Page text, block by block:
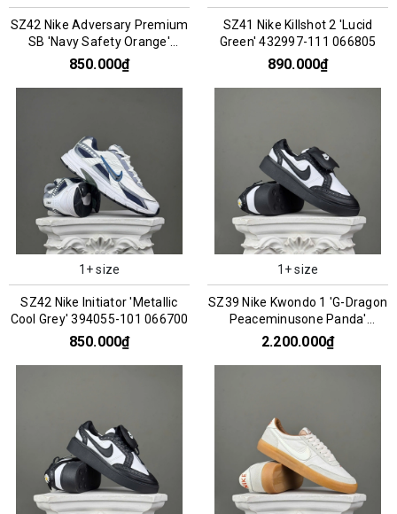
SZ42 Nike Adversary Premium
SB 'Navy Safety Orange'
CW7456-402 066297
850.000₫
SZ41 Nike Killshot 2 'Lucid
Green' 432997-111 066805
890.000₫
1+ size
SZ42 Nike Initiator 'Metallic
Cool Grey' 394055-101 066700
850.000₫
1+ size
SZ39 Nike Kwondo 1 'G-Dragon
Peaceminusone Panda'
DH2482-101 066957
2.200.000₫